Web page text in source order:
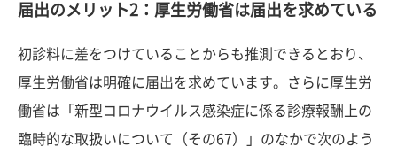
届出のメリット2：厚生労働省は届出を求めている
初診料に差をつけていることからも推測できるとおり、
厚生労働省は明確に届出を求めています。さらに厚生労
働省は「新型コロナウイルス感染症に係る診療報酬上の
臨時的な取扱いについて（その67）」のなかで次のよう